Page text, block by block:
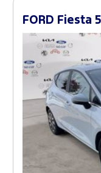
FORD Fiesta